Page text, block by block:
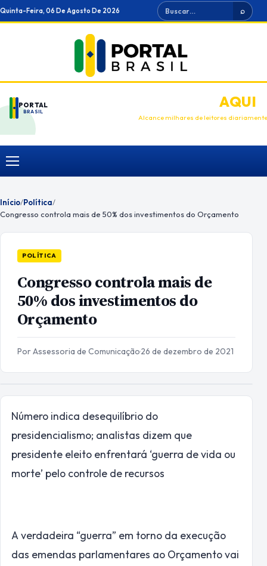
Ir
para
Quinta-Feira, 06 De Agosto De 2026 Buscar ⌕
PORTAL
BRASIL
ANUNCIEAQUI
Alcance milhares de leitores diariamente
Menu
Início/Política/
Congresso controla mais de 50% dos investimentos do Orçamento
POLÍTICA
Congresso controla mais de
50% dos investimentos do
Orçamento
Por Assessoria de Comunicação·26 de dezembro de 2021
Número indica desequilíbrio do
presidencialismo; analistas dizem que
presidente eleito enfrentará ‘guerra de vida ou
morte’ pelo controle de recursos
A verdadeira “guerra” em torno da execução
das emendas parlamentares ao Orçamento vai